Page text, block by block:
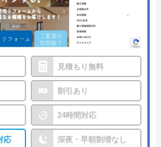
見積もり無料
割引あり
24時間対応
応 深夜・早朝割増なし